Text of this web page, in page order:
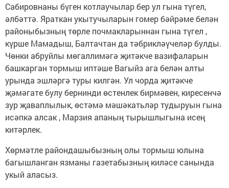
Сабировнаны бүген котлаучылар бер ул гына түгел,
әлбәттә. Яраткан укытучыларын гомер бәйрәме белән
районыбызның төрле почмакларыннан гына түгел ,
күрше Мамадыш, Балтачтан да тәбрикләүчеләр булды.
Чөнки абруйлы мөгаллимәгә җитәкче вазифаларын
башкарган тормыш иптәше Вагыйз ага белән алты
урында эшләргә туры килгән. Ул чорда җитәкче
җәмәгате булу бернинди өстенлек бирмәвен, киресенчә
зур җаваплылык, өстәмә мәшәкатьләр тудыруын гына
исәпкә алсак , Марзия апаның тырышлыгына исең
китәрлек.
Хөрмәтле райондашыбызның олы тормыш юлына
багышланган язманы газетабызның киләсе санында
укый аласыз.